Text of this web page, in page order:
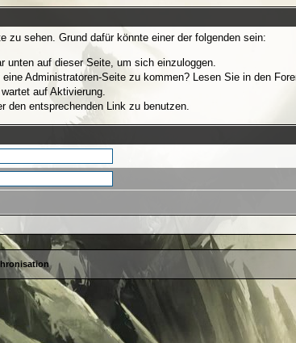
zu sehen. Grund dafür könnte einer der folgenden sein:
unten auf dieser Seite, um sich einzuloggen.
Administratoren-Seite zu kommen? Lesen Sie in den
auf Aktivierung.
den entsprechenden Link zu benutzen.